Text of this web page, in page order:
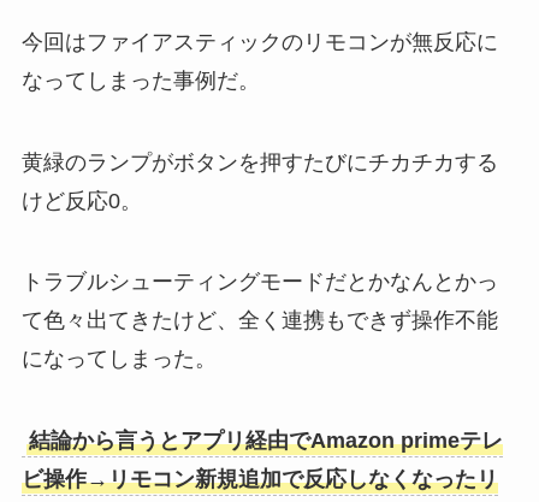
今回はファイアスティックのリモコンが無反応に
なってしまった事例だ。
黄緑のランプがボタンを押すたびにチカチカする
けど反応0。
トラブルシューティングモードだとかなんとかっ
て色々出てきたけど、全く連携もできず操作不能
になってしまった。
結論から言うとアプリ経由でAmazon primeテレ
ビ操作→リモコン新規追加で反応しなくなったリ